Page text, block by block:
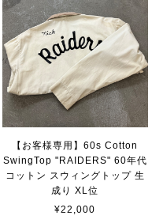
【お客様専用】60s Cotton
SwingTop "RAIDERS" 60年代
コットン スウィングトップ 生
成り XL位
¥22,000